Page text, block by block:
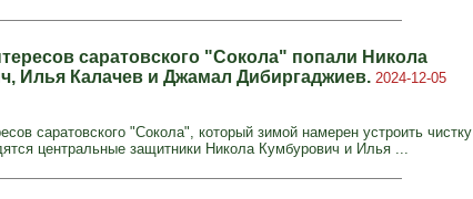
саратовского "Сокола" попали Никола
Илья Калачев и Джамал Дибиргаджиев. 2024-12-05
саратовского "Сокола", который зимой намерен устроить чистку
центральные защитники Никола Кумбурович и Илья ...